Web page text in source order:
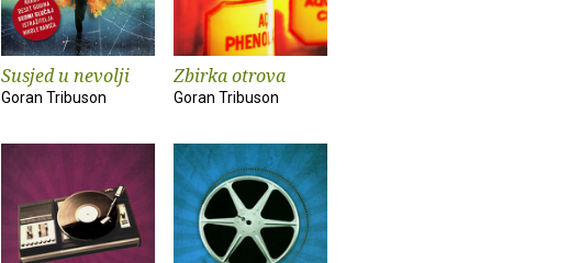
Susjed u nevolji
Goran Tribuson
Zbirka otrova
Goran Tribuson